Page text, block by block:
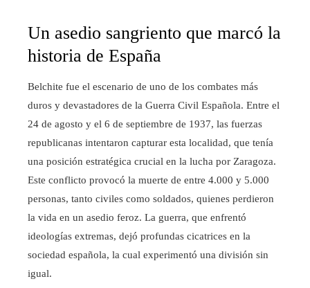
Un asedio sangriento que marcó la
historia de España
Belchite fue el escenario de uno de los combates más
duros y devastadores de la Guerra Civil Española. Entre el
24 de agosto y el 6 de septiembre de 1937, las fuerzas
republicanas intentaron capturar esta localidad, que tenía
una posición estratégica crucial en la lucha por Zaragoza.
Este conflicto provocó la muerte de entre 4.000 y 5.000
personas, tanto civiles como soldados, quienes perdieron
la vida en un asedio feroz. La guerra, que enfrentó
ideologías extremas, dejó profundas cicatrices en la
sociedad española, la cual experimentó una división sin
igual.